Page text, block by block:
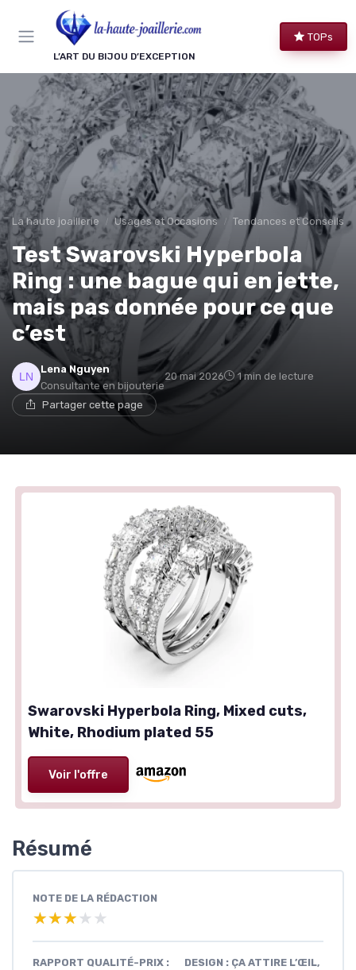
L’ART DU BIJOU D’EXCEPTION
TOPs
La haute joaillerie Usages et Occasions Tendances et Conseils
Test Swarovski Hyperbola
Ring : une bague qui en jette,
mais pas donnée pour ce que
c’est
Lena Nguyen
Consultante en bijouterie
20 mai 2026 1 min de lecture
Partager cette page
Swarovski Hyperbola Ring, Mixed cuts,
White, Rhodium plated 55
Voir l'offre
Résumé
NOTE DE LA RÉDACTION
★★★★★
★★★★★
RAPPORT QUALITÉ-PRIX :
DESIGN : ÇA ATTIRE L’ŒIL,
Panneau de gestion des cookies